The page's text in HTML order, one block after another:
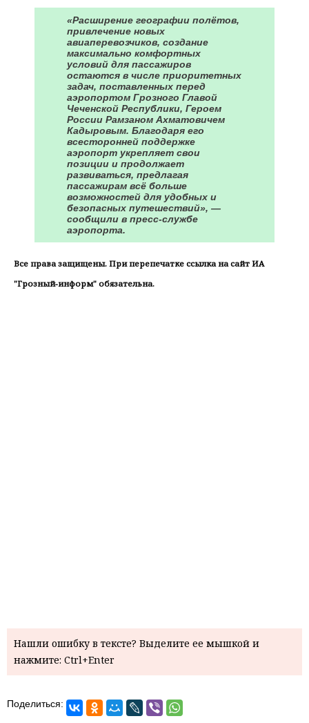
«Расширение географии полётов,
привлечение новых
авиаперевозчиков, создание
максимально комфортных
условий для пассажиров
остаются в числе приоритетных
задач, поставленных перед
аэропортом Грозного Главой
Чеченской Республики, Героем
России Рамзаном Ахматовичем
Кадыровым. Благодаря его
всесторонней поддержке
аэропорт укрепляет свои
позиции и продолжает
развиваться, предлагая
пассажирам всё больше
возможностей для удобных и
безопасных путешествий», —
сообщили в пресс-службе
аэропорта.
Все права защищены. При перепечатке ссылка на сайт ИА
"Грозный-информ" обязательна.
Нашли ошибку в тексте? Выделите ее мышкой и
нажмите: Ctrl+Enter
Поделиться: